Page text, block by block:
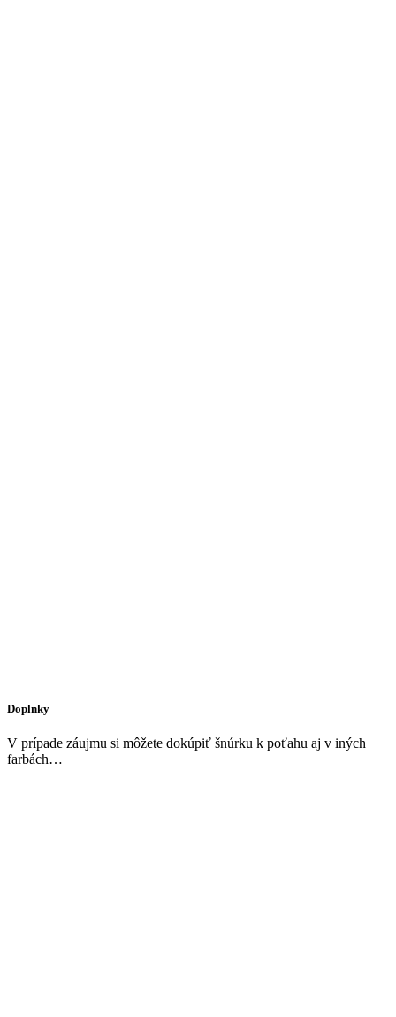
Doplnky
V prípade záujmu si môžete dokúpiť šnúrku k poťahu aj v iných
farbách…